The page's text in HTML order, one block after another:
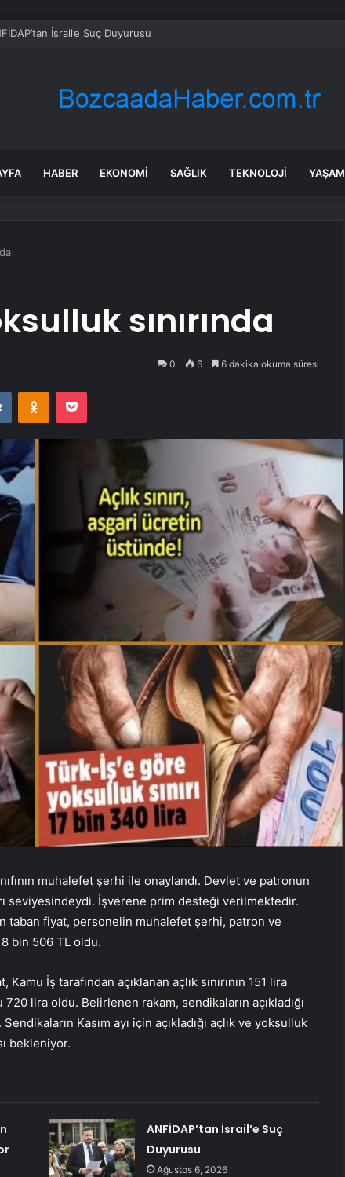
İsrail’e Suç Duyurusu
HABER EKONOMI SAĞLIK TEKNOLOJI YAŞAM
sınırında
0 6 6 dakika okuma süresi
VKontakteOdnoklassniki
Pocket
muhalefet şerhi ile onaylandı. Devlet ve patronun
seviyesindeydi. İşverene prim desteği verilmektedir.
taban fiyat, personelin muhalefet şerhi, patron ve
8 bin 506 TL oldu.
İş tarafından açıklanan açlık sınırının 151 lira
720 lira oldu. Belirlenen rakam, sendikaların açıkladığı
Kasım ayı için açıkladığı açlık ve yoksulluk
bekleniyor.
ANFİDAP’tan İsrail’e Suç
Duyurusu
Ağustos 6, 2026